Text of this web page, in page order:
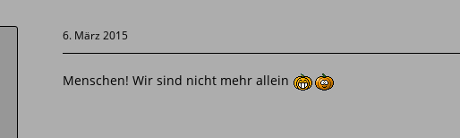
6. März 2015
Menschen! Wir sind nicht mehr allein